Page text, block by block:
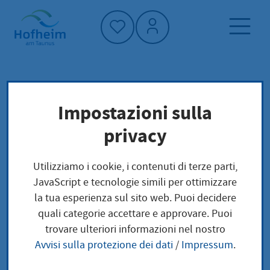
Home"
Pagina iniziale
Trova servizi
Preoccupazioni locali
Tierische Nebenprodukte - beseitigen
Tierische
Nebenprodukte -
Impostazioni sulla
privacy
Utilizziamo i cookie, i contenuti di terze parti,
JavaScript e tecnologie simili per ottimizzare
la tua esperienza sul sito web. Puoi decidere
quali categorie accettare e approvare. Puoi
trovare ulteriori informazioni nel nostro
Avvisi sulla protezione dei dati/ Impressum.